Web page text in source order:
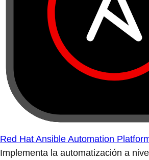
Red Hat Ansible Automation
Implementa la automatización a